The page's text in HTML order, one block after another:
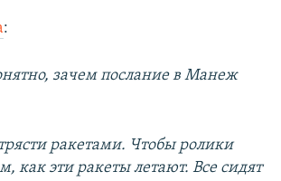
:
зачем послание в Манеж
ракетами. Чтобы ролики
как эти ракеты летают. Все сидят